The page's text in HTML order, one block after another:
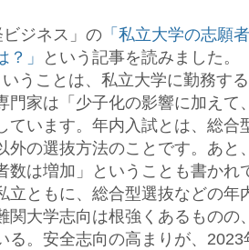
ジネス」の 「私立大学の志
」
という記事を読みました。
うことは、私立大学に勤務す
門家は「少子化の影響に加えて
ています。年内入試とは、総合
外の選抜方法のことです。あと
数は増加」ということも書かれ
立ともに、総合型選抜などの年
関大学志向は根強くあるものの
る。安全志向の高まりが、